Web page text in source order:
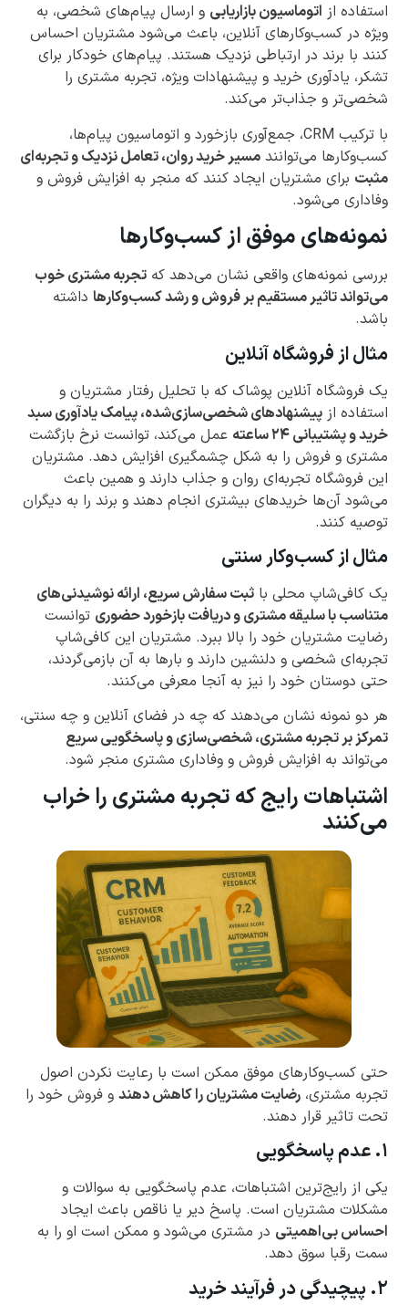
استفاده از اتوماسیون بازاریابی و ارسال پیام‌های شخصی، به
ویژه در کسب‌وکارهای آنلاین، باعث می‌شود مشتریان احساس
کنند با برند در ارتباطی نزدیک هستند. پیام‌های خودکار برای
تشکر، یادآوری خرید و پیشنهادات ویژه، تجربه مشتری را
شخصی‌تر و جذاب‌تر می‌کند.
با ترکیب CRM، جمع‌آوری بازخورد و اتوماسیون پیام‌ها،
کسب‌وکارها می‌توانند مسیر خرید روان، تعامل نزدیک و تجربه‌ای
مثبت برای مشتریان ایجاد کنند که منجر به افزایش فروش و
وفاداری می‌شود.
نمونه‌های موفق از کسب‌وکارها
بررسی نمونه‌های واقعی نشان می‌دهد که تجربه مشتری خوب
می‌تواند تاثیر مستقیم بر فروش و رشد کسب‌وکارها داشته
باشد.
مثال از فروشگاه آنلاین
یک فروشگاه آنلاین پوشاک که با تحلیل رفتار مشتریان و
استفاده از پیشنهادهای شخصی‌سازی‌شده، پیامک یادآوری سبد
خرید و پشتیبانی ۲۴ ساعته
عمل می‌کند، توانست نرخ بازگشت
مشتری و فروش را به شکل چشمگیری افزایش دهد. مشتریان
این فروشگاه تجربه‌ای روان و جذاب دارند و همین باعث
می‌شود آن‌ها خریدهای بیشتری انجام دهند و برند را به دیگران
توصیه کنند.
مثال از کسب‌وکار سنتی
یک کافی‌شاپ محلی با ثبت سفارش سریع، ارائه نوشیدنی‌های
متناسب با سلیقه مشتری و دریافت بازخورد حضوری توانست
رضایت مشتریان خود را بالا ببرد. مشتریان این کافی‌شاپ
تجربه‌ای شخصی و دلنشین دارند و بارها به آن بازمی‌گردند،
حتی دوستان خود را نیز به آنجا معرفی می‌کنند.
هر دو نمونه نشان می‌دهند که چه در فضای آنلاین و چه سنتی،
تمرکز بر تجربه مشتری، شخصی‌سازی و پاسخگویی سریع
می‌تواند به افزایش فروش و وفاداری مشتری منجر شود.
اشتباهات رایج که تجربه مشتری را خراب
می‌کنند
حتی کسب‌وکارهای موفق ممکن است با رعایت نکردن اصول
تجربه مشتری، رضایت مشتریان را کاهش دهند و فروش خود را
تحت تاثیر قرار دهند.
۱. عدم پاسخگویی
یکی از رایج‌ترین اشتباهات، عدم پاسخگویی به سوالات و
مشکلات مشتریان است. پاسخ دیر یا ناقص باعث ایجاد
احساس بی‌اهمیتی در مشتری می‌شود و ممکن است او را به
سمت رقبا سوق دهد.
۲. پیچیدگی در فرآیند خرید